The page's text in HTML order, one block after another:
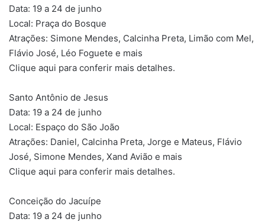
Data: 19 a 24 de junho
Local: Praça do Bosque
Atrações: Simone Mendes, Calcinha Preta, Limão com Mel,
Flávio José, Léo Foguete e mais
Clique aqui para conferir mais detalhes.
Santo Antônio de Jesus
Data: 19 a 24 de junho
Local: Espaço do São João
Atrações: Daniel, Calcinha Preta, Jorge e Mateus, Flávio
José, Simone Mendes, Xand Avião e mais
Clique aqui para conferir mais detalhes.
Conceição do Jacuípe
Data: 19 a 24 de junho